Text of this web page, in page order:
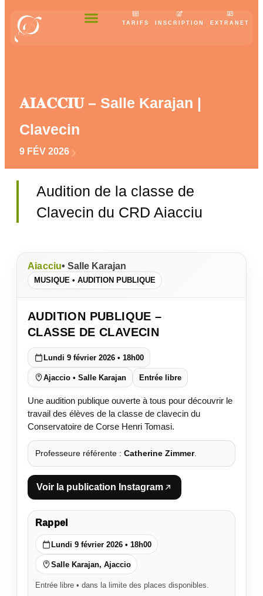
TARIFS INSCRIPTION EXTRANET
𝐀𝐈𝐀𝐂𝐂𝐈𝐔 – Salle Karajan |
Clavecin
9 FÉV 2026
Aiacciu• Salle Karajan
MUSIQUE • AUDITION PUBLIQUE
AUDITION PUBLIQUE –
CLASSE DE CLAVECIN
Lundi 9 février 2026 • 18h00
Ajaccio • Salle Karajan Entrée libre
Une audition publique ouverte à tous pour découvrir le
travail des élèves de la classe de clavecin du
Conservatoire de Corse Henri Tomasi.
Professeure référente : Catherine Zimmer.
Voir la publication Instagram
Rappel
Lundi 9 février 2026 • 18h00
Salle Karajan, Ajaccio
Entrée libre • dans la limite des places disponibles.
Audition de la classe de
Clavecin du CRD Aiacciu